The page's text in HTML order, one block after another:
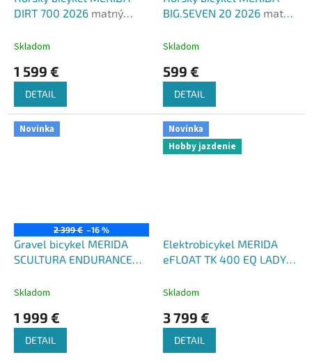
DIRT 700 2026 matný
Skladom
1 599 €
DETAIL
BIG.SEVEN 20 2026 matný
Skladom
599 €
DETAIL
Novinka
2 399 € –16 %
Gravel bicykel MERIDA
SCULTURA ENDURANCE
Skladom
1 999 €
DETAIL
Novinka
Hobby jazdenie
Elektrobicykel MERIDA
eFLOAT TK 400 EQ LADY
Skladom
3 799 €
DETAIL